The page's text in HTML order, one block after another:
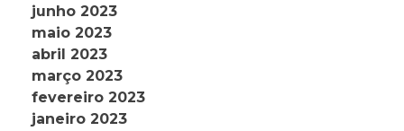
junho 2023
maio 2023
abril 2023
março 2023
fevereiro 2023
janeiro 2023